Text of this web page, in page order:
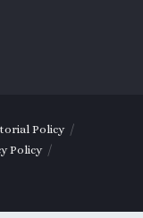
Policy
Policy